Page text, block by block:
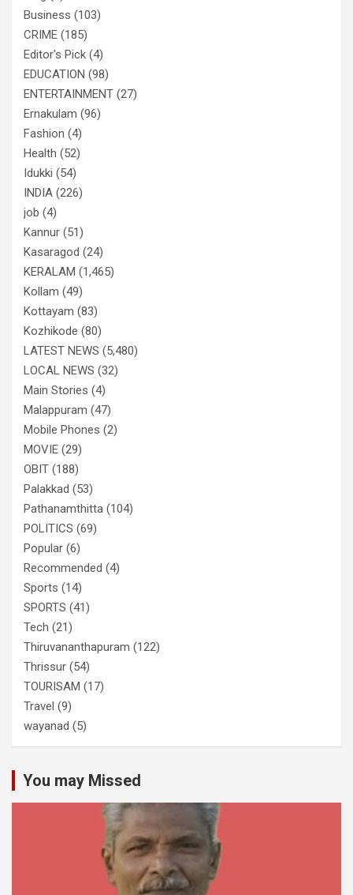
Business (103)
CRIME (185)
Editor's Pick (4)
EDUCATION (98)
ENTERTAINMENT (27)
Ernakulam (96)
Fashion (4)
Health (52)
Idukki (54)
INDIA (226)
job (4)
Kannur (51)
Kasaragod (24)
KERALAM (1,465)
Kollam (49)
Kottayam (83)
Kozhikode (80)
LATEST NEWS (5,480)
LOCAL NEWS (32)
Main Stories (4)
Malappuram (47)
Mobile Phones (2)
MOVIE (29)
OBIT (188)
Palakkad (53)
Pathanamthitta (104)
POLITICS (69)
Popular (6)
Recommended (4)
Sports (14)
SPORTS (41)
Tech (21)
Thiruvananthapuram (122)
Thrissur (54)
TOURISAM (17)
Travel (9)
wayanad (5)
You may Missed